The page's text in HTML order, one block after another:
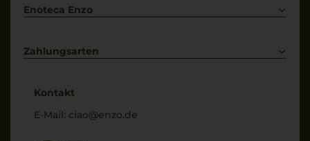
Enoteca Enzo
Bewertungs-Richtlinien
Zahlungsarten
Kontakt
E-Mail: ciao@enzo.de